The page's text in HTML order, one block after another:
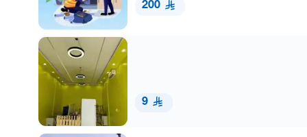
200
9